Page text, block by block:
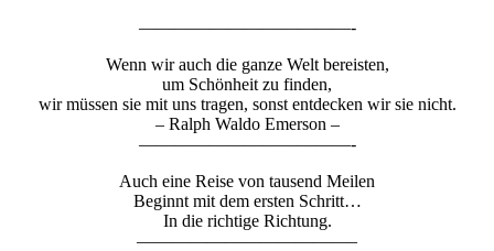
————————————-
Wenn wir auch die ganze Welt bereisten,
um Schönheit zu finden,
wir müssen sie mit uns tragen, sonst entdecken wir sie nicht.
– Ralph Waldo Emerson –
————————————-
Auch eine Reise von tausend Meilen
Beginnt mit dem ersten Schritt…
In die richtige Richtung.
————————————–